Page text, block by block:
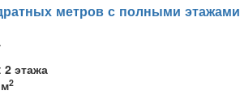
метров с полными этажами
2 этажа
2